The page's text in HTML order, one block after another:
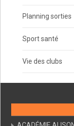
Planning sorties
Sport santé
Vie des clubs